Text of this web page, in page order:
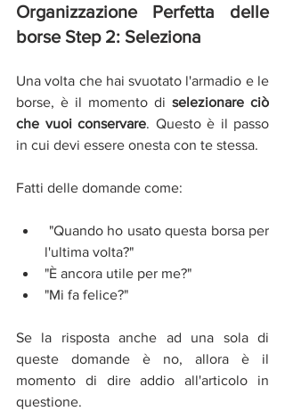
Organizzazione Perfetta delle
borse Step 2: Seleziona
Una volta che hai svuotato l'armadio e le
borse, è il momento di selezionare ciò
che vuoi conservare. Questo è il passo
in cui devi essere onesta con te stessa.
Fatti delle domande come:
l'ultima volta?"
"È ancora utile per me?"
"Mi fa felice?"
Se la risposta anche ad una sola di
queste domande è no, allora è il
momento di dire addio all'articolo in
questione.